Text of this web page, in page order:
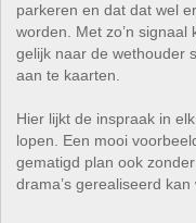
parkeren en dat dat wel
worden. Met zo’n signaal
gelijk naar de wethouder
aan te kaarten.
Hier lijkt de inspraak in
lopen. Een mooi
gematigd plan ook
drama’s gerealiseerd kan